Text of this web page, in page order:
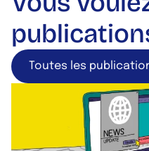
Toutes les